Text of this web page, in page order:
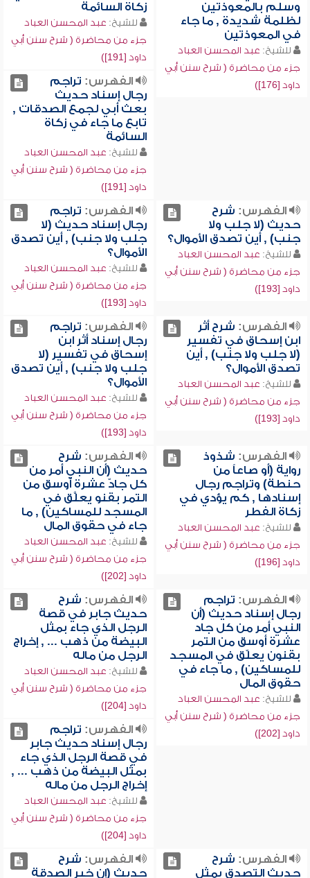
وسلم بالمعوذتين
لظلمة شديدة , ما جاء
في المعوذتين
للشيخ: عبد المحسن العباد
جزء من محاضرة ( شرح سنن أبي
داود [176])
زكاة السائمة
للشيخ: عبد المحسن العباد
جزء من محاضرة ( شرح سنن أبي
داود [191])
الفهرس: تراجم
رجال إسناد حديث
بعث أبي لجمع الصدقات ,
تابع ما جاء في زكاة
السائمة
للشيخ: عبد المحسن العباد
جزء من محاضرة ( شرح سنن أبي
داود [191])
الفهرس: شرح
حديث (لا جلب ولا
جنب) , أين تصدق الأموال؟
للشيخ: عبد المحسن العباد
جزء من محاضرة ( شرح سنن أبي
داود [193])
الفهرس: تراجم
رجال إسناد حديث (لا
جلب ولا جنب) , أين تصدق
الأموال؟
للشيخ: عبد المحسن العباد
جزء من محاضرة ( شرح سنن أبي
داود [193])
الفهرس: شرح أثر
ابن إسحاق في تفسير
(لا جلب ولا جنب) , أين
تصدق الأموال؟
للشيخ: عبد المحسن العباد
جزء من محاضرة ( شرح سنن أبي
داود [193])
الفهرس: تراجم
رجال إسناد أثر ابن
إسحاق في تفسير (لا
جلب ولا جنب) , أين تصدق
الأموال؟
للشيخ: عبد المحسن العباد
جزء من محاضرة ( شرح سنن أبي
داود [193])
الفهرس: شذوذ
رواية (أو صاعاً من
حنطة) وتراجم رجال
إسنادها , كم يؤدي في
زكاة الفطر
للشيخ: عبد المحسن العباد
جزء من محاضرة ( شرح سنن أبي
داود [196])
الفهرس: شرح
حديث (أن النبي أمر من
كل جادّ عشرة أوسق من
التمر بقنو يعلَّق في
المسجد للمساكين) , ما
جاء في حقوق المال
للشيخ: عبد المحسن العباد
جزء من محاضرة ( شرح سنن أبي
داود [202])
الفهرس: تراجم
رجال إسناد حديث (أن
النبي أمر من كل جاد
عشرة أوسق من التمر
بقنون يعلّق في المسجد
للمساكين) , ما جاء في
حقوق المال
للشيخ: عبد المحسن العباد
جزء من محاضرة ( شرح سنن أبي
داود [202])
الفهرس: شرح
حديث جابر في قصة
الرجل الذي جاء بمثل
البيضة من ذهب ... , إخراج
الرجل من ماله
للشيخ: عبد المحسن العباد
جزء من محاضرة ( شرح سنن أبي
داود [204])
الفهرس: تراجم
رجال إسناد حديث جابر
في قصة الرجل الذي جاء
بمثل البيضة من ذهب ... ,
إخراج الرجل من ماله
للشيخ: عبد المحسن العباد
جزء من محاضرة ( شرح سنن أبي
داود [204])
الفهرس: شرح
حديث التصدق بمثل
الفهرس: شرح
حديث (إن خير الصدقة